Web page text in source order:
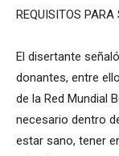
REQUISITOS PARA
El disertante
donantes, entre
de la Red Mundial
necesario dentro
estar sano, tener